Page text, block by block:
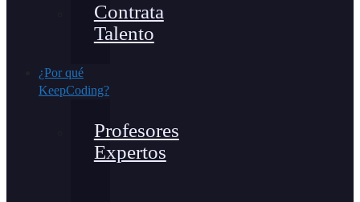
Contrata
Talento
¿Por qué
KeepCoding?
Profesores
Expertos